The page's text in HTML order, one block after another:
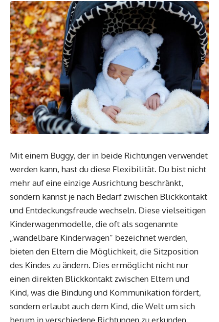
Mit einem Buggy, der in beide Richtungen verwendet
werden kann, hast du diese Flexibilität. Du bist nicht
mehr auf eine einzige Ausrichtung beschränkt,
sondern kannst je nach Bedarf zwischen Blickkontakt
und Entdeckungsfreude wechseln. Diese vielseitigen
Kinderwagenmodelle, die oft als sogenannte
„wandelbare Kinderwagen“ bezeichnet werden,
bieten den Eltern die Möglichkeit, die Sitzposition
des Kindes zu ändern. Dies ermöglicht nicht nur
einen direkten Blickkontakt zwischen Eltern und
Kind, was die Bindung und Kommunikation fördert,
sondern erlaubt auch dem Kind, die Welt um sich
herum in verschiedene Richtungen zu erkunden.